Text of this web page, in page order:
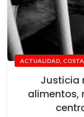
ACTUALIDAD,
Justicia
alimentos,